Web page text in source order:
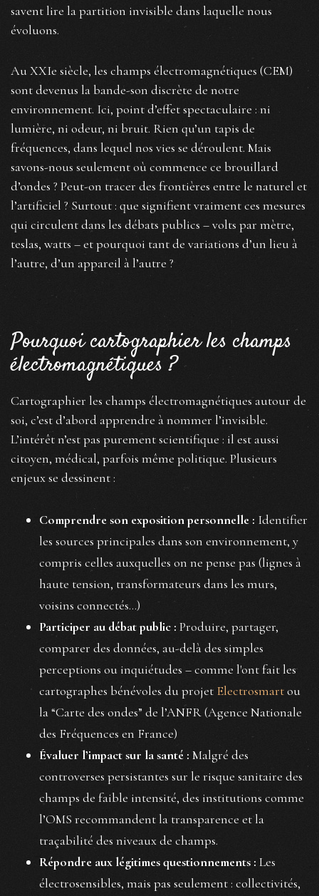
savent lire la partition invisible dans laquelle nous
évoluons.
Au XXIe siècle, les champs électromagnétiques (CEM)
sont devenus la bande-son discrète de notre
environnement. Ici, point d’effet spectaculaire : ni
lumière, ni odeur, ni bruit. Rien qu’un tapis de
fréquences, dans lequel nos vies se déroulent. Mais
savons-nous seulement où commence ce brouillard
d’ondes ? Peut-on tracer des frontières entre le naturel et
l’artificiel ? Surtout : que signifient vraiment ces mesures
qui circulent dans les débats publics – volts par mètre,
teslas, watts – et pourquoi tant de variations d’un lieu à
l’autre, d’un appareil à l’autre ?
Pourquoi cartographier les champs
électromagnétiques ?
Cartographier les champs électromagnétiques autour de
soi, c’est d’abord apprendre à nommer l’invisible.
L’intérêt n’est pas purement scientifique : il est aussi
citoyen, médical, parfois même politique. Plusieurs
enjeux se dessinent :
Comprendre son exposition personnelle : Identifier
les sources principales dans son environnement, y
compris celles auxquelles on ne pense pas (lignes à
haute tension, transformateurs dans les murs,
voisins connectés...)
Participer au débat public : Produire, partager,
comparer des données, au-delà des simples
perceptions ou inquiétudes – comme l'ont fait les
cartographes bénévoles du projet Electrosmartou
la “Carte des ondes” de l’ANFR (Agence Nationale
des Fréquences en France)
Évaluer l’impact sur la santé : Malgré des
controverses persistantes sur le risque sanitaire des
champs de faible intensité, des institutions comme
l’OMS recommandent la transparence et la
traçabilité des niveaux de champs.
Répondre aux légitimes questionnements : Les
électrosensibles, mais pas seulement : collectivités,